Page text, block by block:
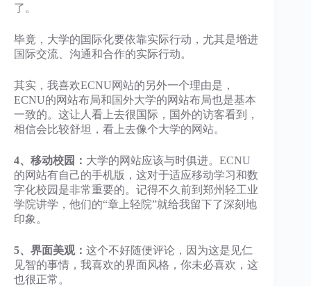
了。
毕竟，大学的国际化要依靠实际行动，尤其是增进
国际交流、沟通和合作的实际行动。
其实，我喜欢ECNU网站的另外一个理由是，
ECNU的网站布局和国外大学的网站布局也是基本
一致的。这让人看上去很国际，国外的访客看到，
相信会比较舒坦，看上去像个大学的网站。
4、移动校园： 大学的网站应该与时俱进。ECNU
的网站有自己的手机版，这对于适应移动学习和数
字化校园是非常重要的。记得不久前到郑州轻工业
学院讲学，他们的“章上轻院”就给我留下了深刻地
印象。
5、界面美观： 这个不好随便评论，因为这是见仁
见智的事情，我喜欢的界面风格，你未必喜欢，这
也很正常。